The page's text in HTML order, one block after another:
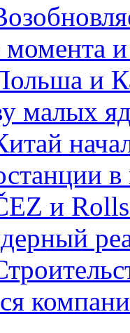
и
малых
и